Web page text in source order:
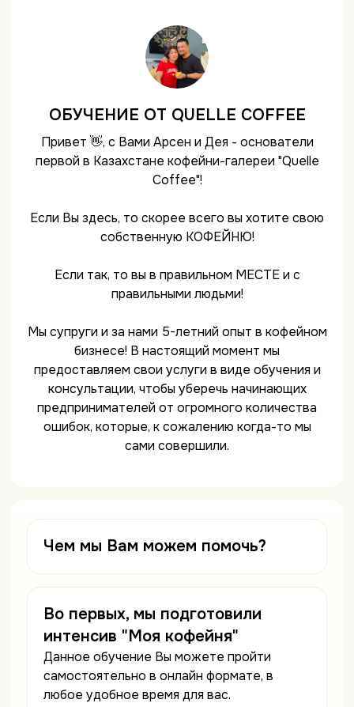
ОБУЧЕНИЕ ОТ QUELLE COFFEE
Привет 👋, с Вами Арсен и Дея - основатели
первой в Казахстане кофейни-галереи "Quelle
Coffee"!
Если Вы здесь, то скорее всего вы хотите свою
собственную КОФЕЙНЮ!
Если так, то вы в правильном МЕСТЕ и с
правильными людьми!
Мы супруги и за нами 5-летний опыт в кофейном
бизнесе! В настоящий момент мы
предоставляем свои услуги в виде обучения и
консультации, чтобы уберечь начинающих
предпринимателей от огромного количества
ошибок, которые, к сожалению когда-то мы
сами совершили.
Чем мы Вам можем помочь?
Во первых, мы подготовили
интенсив "Моя кофейня"
Данное обучение Вы можете пройти
самостоятельно в онлайн формате, в
любое удобное время для вас.